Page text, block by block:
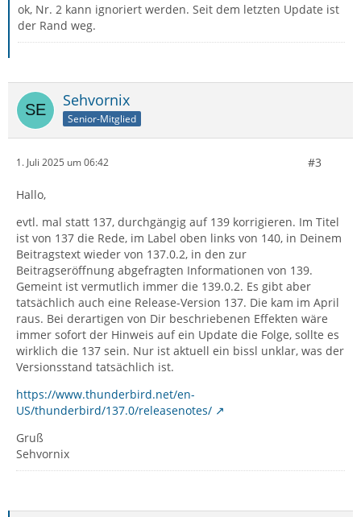
ok, Nr. 2 kann ignoriert werden. Seit dem letzten Update ist
der Rand weg.
Sehvornix
Senior-Mitglied
1. Juli 2025 um 06:42 #3
Hallo,
evtl. mal statt 137, durchgängig auf 139 korrigieren. Im Titel
ist von 137 die Rede, im Label oben links von 140, in Deinem
Beitragstext wieder von 137.0.2, in den zur
Beitragseröffnung abgefragten Informationen von 139.
Gemeint ist vermutlich immer die 139.0.2. Es gibt aber
tatsächlich auch eine Release-Version 137. Die kam im April
raus. Bei derartigen von Dir beschriebenen Effekten wäre
immer sofort der Hinweis auf ein Update die Folge, sollte es
wirklich die 137 sein. Nur ist aktuell ein bissl unklar, was der
Versionsstand tatsächlich ist.
https://www.thunderbird.net/en-
US/thunderbird/137.0/releasenotes/
Gruß
Sehvornix